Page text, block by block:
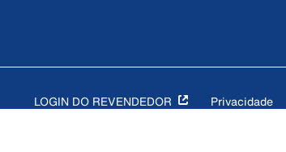
LOGIN DO REVENDEDOR Privacidade